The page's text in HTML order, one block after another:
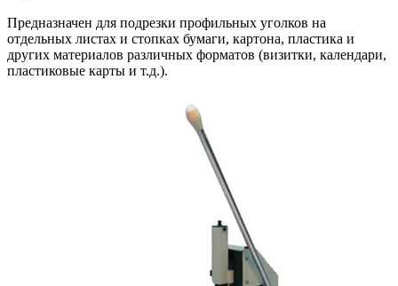
Предназначен для подрезки профильных уголков на
отдельных листах и стопках бумаги, картона, пластика и
других материалов различных форматов (визитки, календари,
пластиковые карты и т.д.).